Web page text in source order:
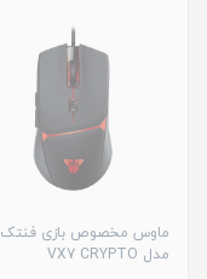
ماوس مخصوص بازی فنتک
مدل VX7 CRYPTO